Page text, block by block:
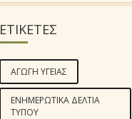
ΕΤΙΚΕΤΕΣ
ΑΓΩΓΉ ΥΓΕΊΑΣ
ΕΝΗΜΕΡΩΤΙΚΆ ΔΕΛΤΊΑ
ΤΎΠΟΥ